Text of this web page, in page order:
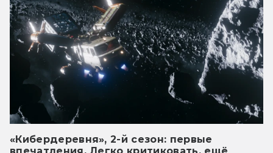
«Кибердеревня», 2-й сезон: первые
впечатления. Легко критиковать, ещё